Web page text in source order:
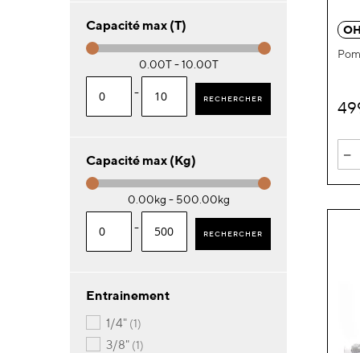
-
Capacité max (T)
0.00T - 10.00T
- RECHERCHER
Capacité max (Kg)
0.00kg - 500.00kg
- RECHERCHER
Entrainement
1/4" 1article
3/8" 1article